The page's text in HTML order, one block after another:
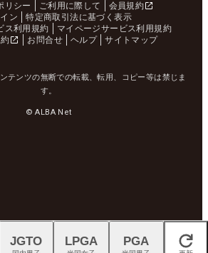
リシー
ご利用に際して
会員規約
ン
特定商取引法に基づく表示
ス利用規約
マイページサービス利用規約
お問合せ ヘルプ サイトマップ
テンツの無断での転載、転用、コピー等は禁じま
す。
© ALBA Net
閉じる
JGTO LPGA PGA